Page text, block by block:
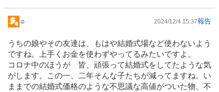
掲
板
記
事
☺ 2024/12/4 15:37報告
うちの娘やその友達は、もはや結婚式場など使わないよう
ですね。上手くお金を使わずやってるみたいですよ。
コロナ中のほうが 皆、頑張って結婚式をしてたような気
がします。この一、二年そんな子たちが減ってますね。い
ままでの結婚式価格のような不思議な高値がついた物、不